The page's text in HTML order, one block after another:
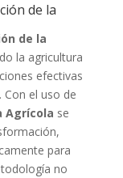
de la
de la
la agricultura
efectivas
el uso de
Agrícola se
para
no